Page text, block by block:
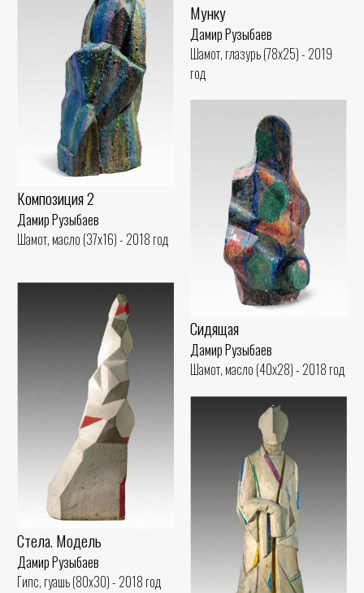
Мунку
Дамир Рузыбаев
Шамот, глазурь (78x25) - 2019
год
Композиция 2
Дамир Рузыбаев
Шамот, масло (37x16) - 2018 год
Сидящая
Дамир Рузыбаев
Шамот, масло (40x28) - 2018 год
Стела. Модель
Дамир Рузыбаев
Гипс, гуашь (80x30) - 2018 год